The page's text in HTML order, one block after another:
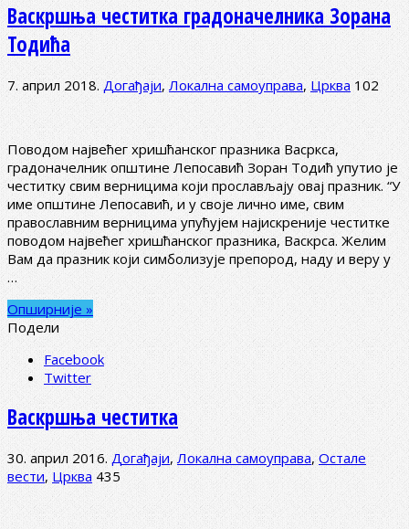
Васкршња честитка градоначелника Зорана
Тодића
7. април 2018. Догађаји, Локална самоуправа, Црква 102
Поводом највећег хришћанског празника Васркса,
градоначелник општине Лепосавић Зоран Тодић упутио је
честитку свим верницима који прослављају овај празник. “У
име општине Лепосавић, и у своје лично име, свим
православним верницима упућујем најискреније честитке
поводом највећег хришћанског празника, Васкрса. Желим
Вам да празник који симболизује препород, наду и веру у
…
Опширније »
Подели
Facebook
Twitter
Васкршња честитка
30. април 2016. Догађаји, Локална самоуправа,Остале
вести, Црква 435